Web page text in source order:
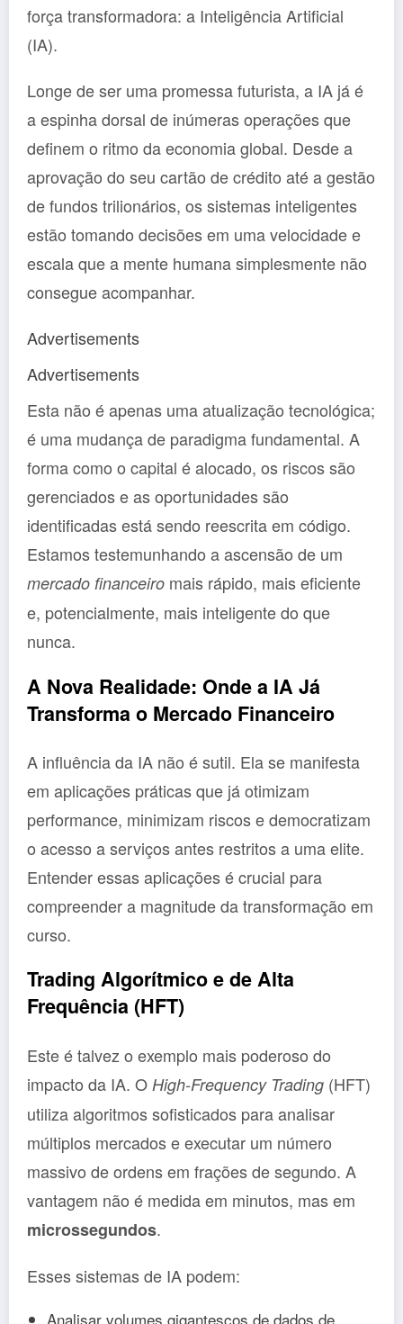
força transformadora: a Inteligência Artificial
(IA).
Longe de ser uma promessa futurista, a IA já é
a espinha dorsal de inúmeras operações que
definem o ritmo da economia global. Desde a
aprovação do seu cartão de crédito até a gestão
de fundos trilionários, os sistemas inteligentes
estão tomando decisões em uma velocidade e
escala que a mente humana simplesmente não
consegue acompanhar.
Advertisements
Advertisements
Esta não é apenas uma atualização tecnológica;
é uma mudança de paradigma fundamental. A
forma como o capital é alocado, os riscos são
gerenciados e as oportunidades são
identificadas está sendo reescrita em código.
Estamos testemunhando a ascensão de um
mercado financeiro mais rápido, mais eficiente
e, potencialmente, mais inteligente do que
nunca.
A Nova Realidade: Onde a IA Já
Transforma o Mercado Financeiro
A influência da IA não é sutil. Ela se manifesta
em aplicações práticas que já otimizam
performance, minimizam riscos e democratizam
o acesso a serviços antes restritos a uma elite.
Entender essas aplicações é crucial para
compreender a magnitude da transformação em
curso.
Trading Algorítmico e de Alta
Frequência (HFT)
Este é talvez o exemplo mais poderoso do
impacto da IA. O High-Frequency Trading (HFT)
utiliza algoritmos sofisticados para analisar
múltiplos mercados e executar um número
massivo de ordens em frações de segundo. A
vantagem não é medida em minutos, mas em
microssegundos.
Esses sistemas de IA podem:
Analisar volumes gigantescos de dados de